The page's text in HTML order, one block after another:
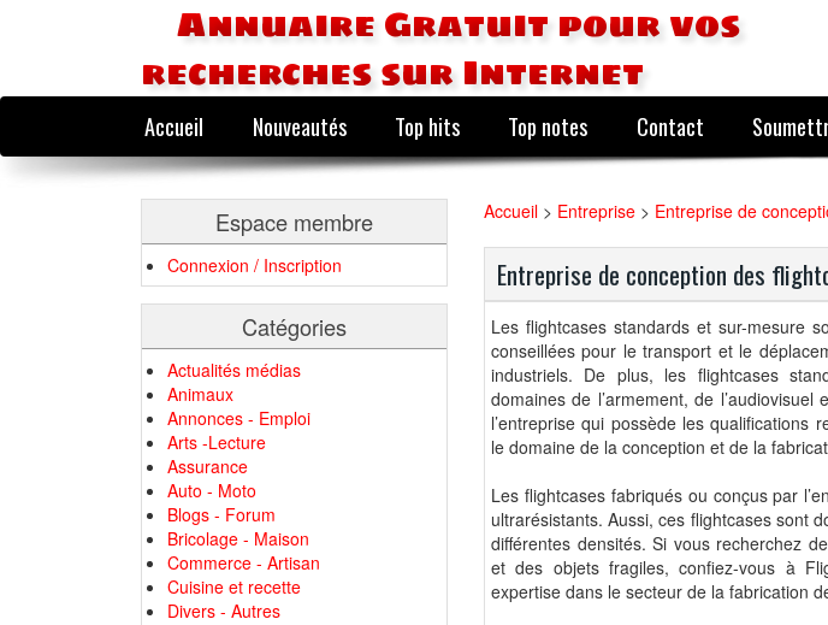
Annuaire Gratuit pour vos
recherches sur Internet
Accueil Nouveautés Top hits Top notes Contact
Espace membre
Connexion / Inscription
Catégories
Actualités médias
Animaux
Annonces - Emploi
Arts -Lecture
Assurance
Auto - Moto
Blogs - Forum
Bricolage - Maison
Commerce - Artisan
Cuisine et recette
Divers - Autres
Accueil > Entreprise > Entreprise de
Entreprise de conception des
Les flightcases standards et sur-mesure
conseillées pour le transport et le
industriels. De plus, les flightcases
domaines de l’armement, de
l’entreprise qui possède les qualifications
le domaine de la conception et de la
Les flightcases fabriqués ou conçus par
ultrarésistants. Aussi, ces flightcases sont
différentes densités. Si vous recherchez
et des objets fragiles, confiez-vous à
expertise dans le secteur de la fabrication